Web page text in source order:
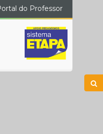
do Professor